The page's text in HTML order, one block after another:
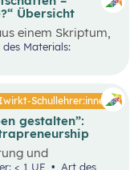
Übersicht
einem Skriptum,
über die
Mit
die
Lebenssituationen
dabei helfen,
Aufgaben
analysieren,
Schullehrer:innen
gestalten”:
und
< 1 UE